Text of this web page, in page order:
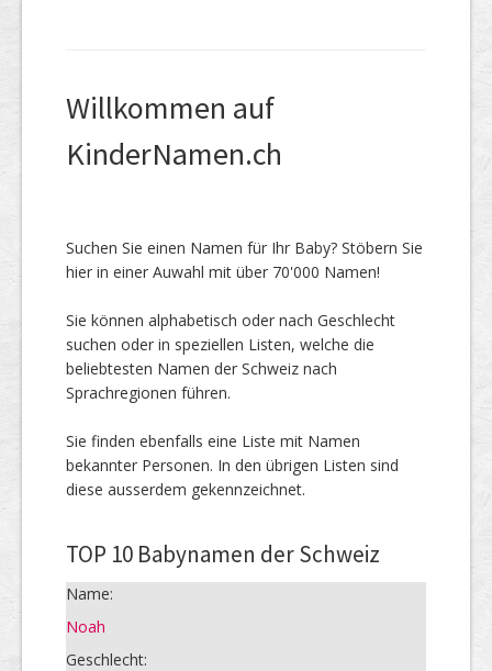
Willkommen auf
KinderNamen.ch
Suchen Sie einen Namen für Ihr Baby? Stöbern Sie
hier in einer Auwahl mit über 70'000 Namen!
Sie können alphabetisch oder nach Geschlecht
suchen oder in speziellen Listen, welche die
beliebtesten Namen der Schweiz nach
Sprachregionen führen.
Sie finden ebenfalls eine Liste mit Namen
bekannter Personen. In den übrigen Listen sind
diese ausserdem gekennzeichnet.
TOP 10 Babynamen der Schweiz
Name:
Noah
Geschlecht: